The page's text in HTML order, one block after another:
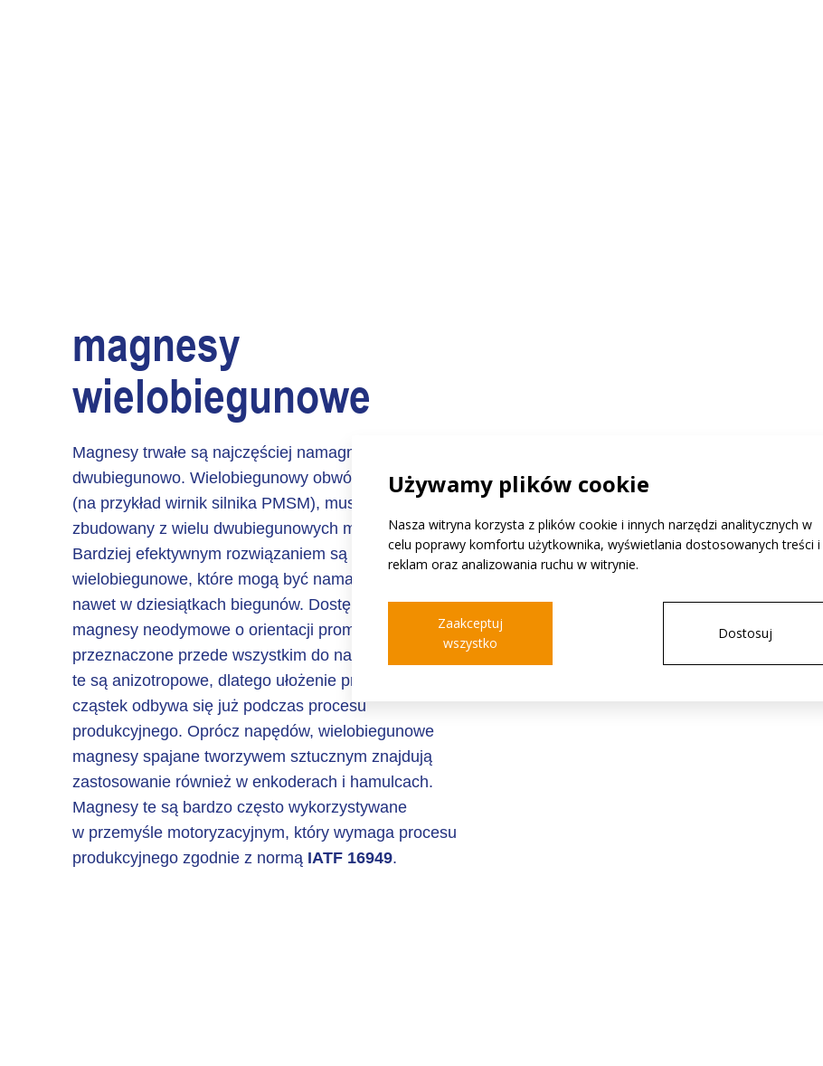
Używamy plików cookie
Nasza witryna korzysta z plików cookie i innych narzędzi analitycznych w
celu poprawy komfortu użytkownika, wyświetlania dostosowanych treści i
reklam oraz analizowania ruchu w witrynie.
Zaakceptuj
wszystko
Dostosuj
magnesy
wielobiegunowe
Magnesy trwałe są najczęściej namagnesowane
dwubiegunowo. Wielobiegunowy obwód magnetyczny
(na przykład wirnik silnika PMSM), musi być
zbudowany z wielu dwubiegunowych magnesów.
Bardziej efektywnym rozwiązaniem są magnesy
wielobiegunowe, które mogą być namagnesowane
nawet w dziesiątkach biegunów. Dostępne są spiekane
magnesy neodymowe o orientacji promieniowej,
przeznaczone przede wszystkim do napędów. Magnesy
te są anizotropowe, dlatego ułożenie promieniowe
cząstek odbywa się już podczas procesu
produkcyjnego. Oprócz napędów, wielobiegunowe
magnesy spajane tworzywem sztucznym znajdują
zastosowanie również w enkoderach i hamulcach.
Magnesy te są bardzo często wykorzystywane
w przemyśle motoryzacyjnym, który wymaga procesu
produkcyjnego zgodnie z normą IATF 16949.